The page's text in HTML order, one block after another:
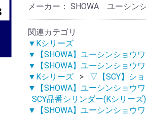
メーカー： SHOWA ユーシン
関連カテゴリ
▼Kシリーズ
▼【SHOWA】ユーシンショウワ
▼【SHOWA】ユーシンショウワ
▼Kシリーズ
▽【SCY】シ
▼【SHOWA】ユーシンショウワ
SCY品番シリンダー(Kシリーズ)
▼【SHOWA】ユーシンショウワ